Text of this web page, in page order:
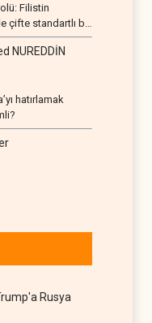
Filistin
çifte standartlı bir
NUREDDİN
hatırlamak
Rusya